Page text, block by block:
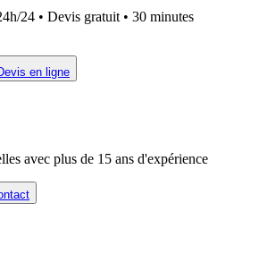
24 • Devis gratuit • 30 minutes
en ligne
avec plus de 15 ans d'expérience